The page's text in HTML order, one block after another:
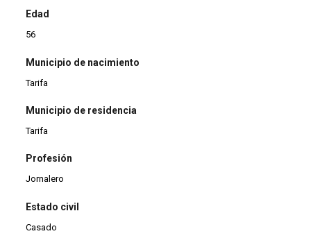
Edad
56
Municipio de nacimiento
Tarifa
Municipio de residencia
Tarifa
Profesión
Jornalero
Estado civil
Casado